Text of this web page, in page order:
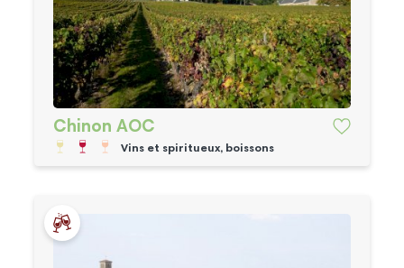
Chinon AOC
Vins et spiritueux, boissons